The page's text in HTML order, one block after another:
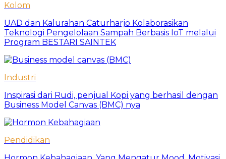
Kolom
UAD dan Kalurahan Caturharjo Kolaborasikan
Teknologi Pengelolaan Sampah Berbasis IoT melalui
Program BESTARI SAINTEK
Industri
Inspirasi dari Rudi, penjual Kopi yang berhasil dengan
Business Model Canvas (BMC) nya
Pendidikan